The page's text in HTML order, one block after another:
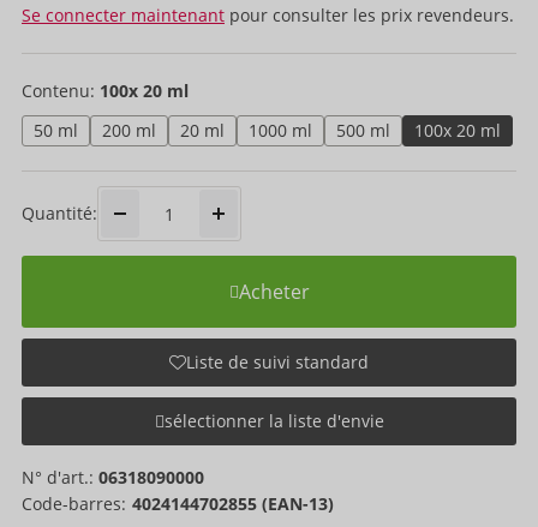
Se connecter maintenant pour consulter les prix revendeurs.
Contenu: 100x 20 ml
50 ml
200 ml 20 ml 1000 ml 500 ml 100x 20 ml
Quantité:
Acheter
Liste de suivi standard
sélectionner la liste d'envie
N° d'art.: 06318090000
Code-barres: 4024144702855 (EAN-13)